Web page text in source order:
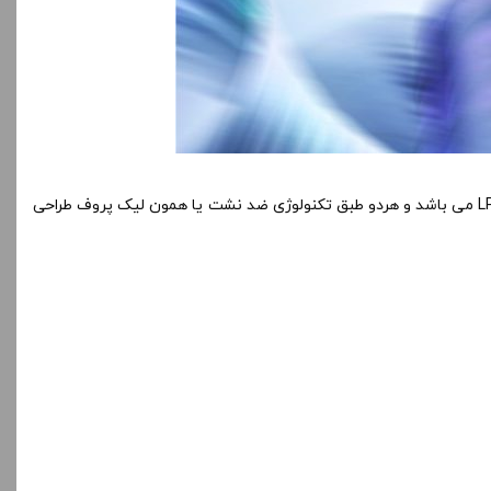
سری LP2 می باشد و هردو طبق تکنولوژی ضد نشت یا همون لیک پروف طراحی